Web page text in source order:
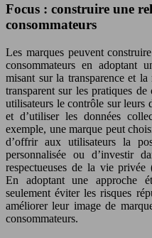
Focus : construire une
consommateurs
Les marques peuvent
consommateurs en adoptant
misant sur la transparence et
transparent sur les pratiques
utilisateurs le contrôle sur leurs
et d’utiliser les données
exemple, une marque peut
d’offrir aux utilisateurs la
personnalisée ou d’investir
respectueuses de la vie
En adoptant une approche
seulement éviter les risques
améliorer leur image de
consommateurs.